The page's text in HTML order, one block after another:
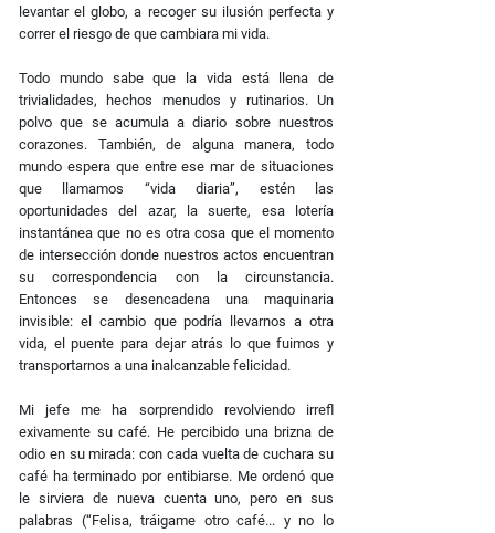
levantar el globo, a recoger su ilusión perfecta y
correr el riesgo de que cambiara mi vida.
Todo mundo sabe que la vida está llena de
trivialidades, hechos menudos y rutinarios. Un
polvo que se acumula a diario sobre nuestros
corazones. También, de alguna manera, todo
mundo espera que entre ese mar de situaciones
que llamamos “vida diaria”, estén las
oportunidades del azar, la suerte, esa lotería
instantánea que no es otra cosa que el momento
de intersección donde nuestros actos encuentran
su correspondencia con la circunstancia.
Entonces se desencadena una maquinaria
invisible: el cambio que podría llevarnos a otra
vida, el puente para dejar atrás lo que fuimos y
transportarnos a una inalcanzable felicidad.
Mi jefe me ha sorprendido revolviendo irreﬂ
exivamente su café. He percibido una brizna de
odio en su mirada: con cada vuelta de cuchara su
café ha terminado por entibiarse. Me ordenó que
le sirviera de nueva cuenta uno, pero en sus
palabras (“Felisa, tráigame otro café... y no lo